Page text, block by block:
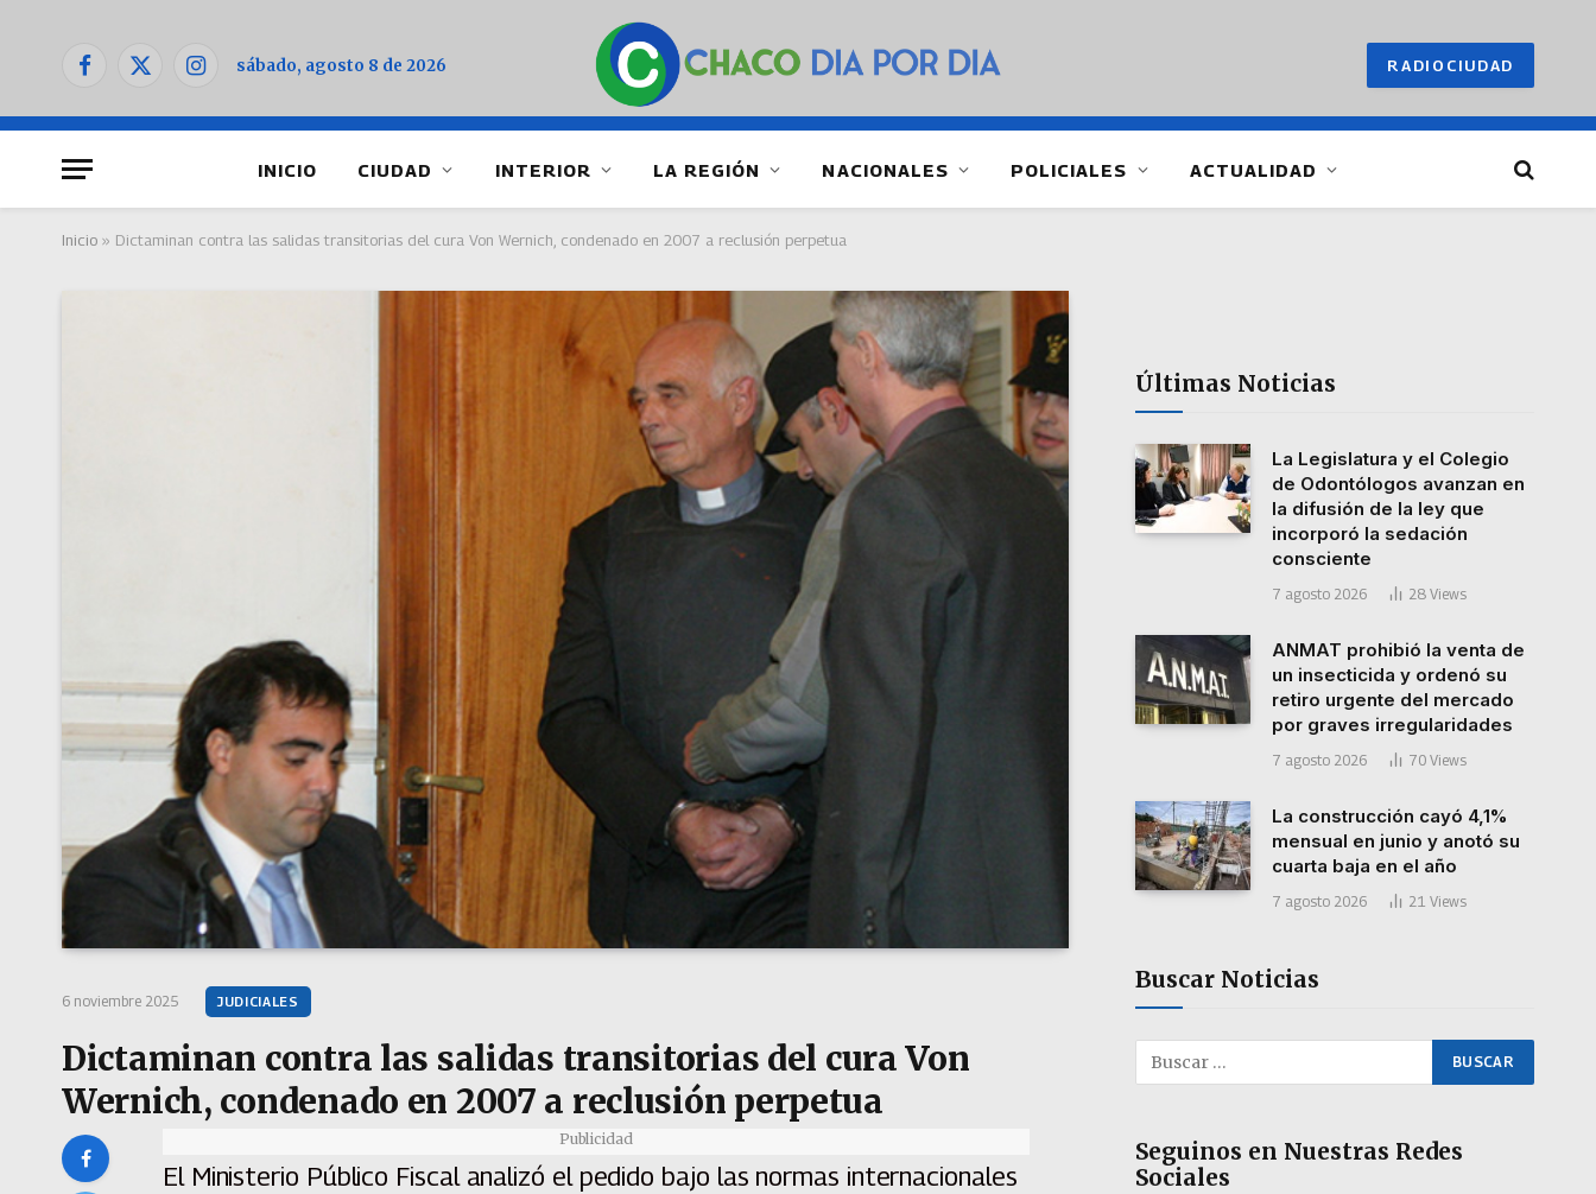
Facebook
X
Instagramsábado, agosto 8 de 2026 RADIOCIUDAD
INICIO CIUDAD INTERIOR LA REGIÓN NACIONALES POLICIALES ACTUALIDAD
Inicio » Dictaminan contra las salidas transitorias del cura Von Wernich, condenado en 2007 a reclusión perpetua
6 noviembre 2025 JUDICIALES
Dictaminan contra las salidas transitorias del cura Von
Wernich, condenado en 2007 a reclusión perpetua
Publicidad
El Ministerio Público Fiscal analizó el pedido bajo las normas internacionales
Últimas Noticias
La Legislatura y el Colegio
de Odontólogos avanzan en
la difusión de la ley que
incorporó la sedación
consciente
7 agosto 2026 28 Views
ANMAT prohibió la venta de
un insecticida y ordenó su
retiro urgente del mercado
por graves irregularidades
7 agosto 2026 70 Views
La construcción cayó 4,1%
mensual en junio y anotó su
cuarta baja en el año
7 agosto 2026 21 Views
Buscar Noticias
Seguinos en Nuestras Redes
Sociales